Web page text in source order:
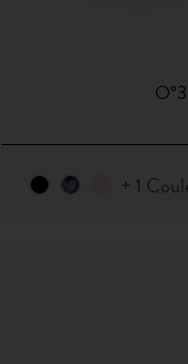
+ 1